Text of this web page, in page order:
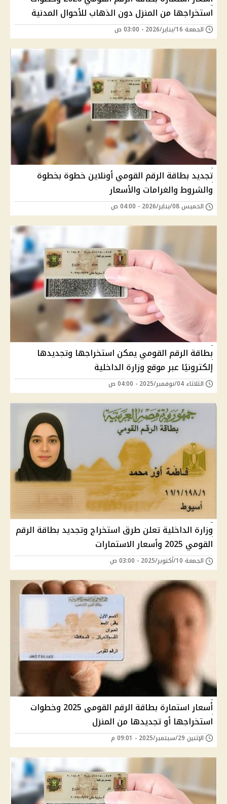
استخراجها من المنزل دون الذهاب للأحوال المدنية
الجمعة 16/يناير/2026 - 03:00 ص
تجديد بطاقة الرقم القومي أونلاين خطوة بخطوة
والشروط والغرامات والأسعار
الخميس 08/يناير/2026 - 04:00 ص
بطاقة الرقم القومي يمكن استخراجها وتجديدها
إلكترونيًا عبر موقع وزارة الداخلية
الثلاثاء 04/نوفمبر/2025 - 04:00 ص
وزارة الداخلية تعلن طرق استخراج وتجديد بطاقة الرقم
القومي 2025 وأسعار الاستمارات
الجمعة 10/أكتوبر/2025 - 03:00 ص
أسعار استمارة بطاقة الرقم القومى 2025 وخطوات
استخراجها أو تجديدها من المنزل
الإثنين 29/سبتمبر/2025 - 09:01 م